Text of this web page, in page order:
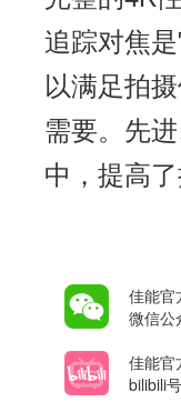
追踪对焦
以满足拍
需要。先
中，提高了
佳能官
微信公
佳能官
bilibili号